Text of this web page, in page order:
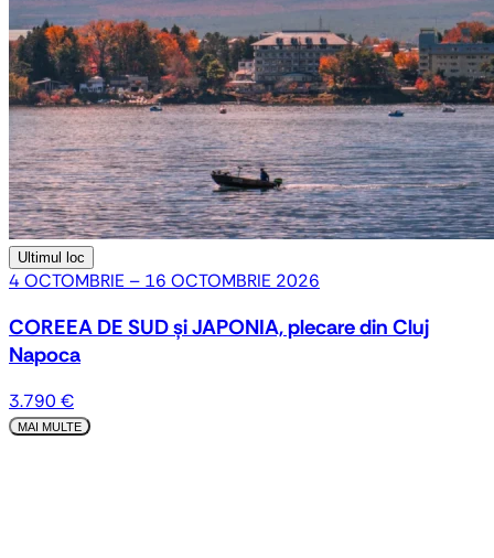
Ultimul loc
4 OCTOMBRIE – 16 OCTOMBRIE 2026
COREEA DE SUD și JAPONIA, plecare din Cluj
Napoca
3.790 €
MAI MULTE